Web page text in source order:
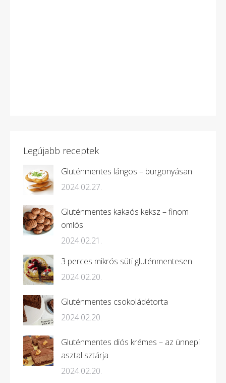
Legújabb receptek
Gluténmentes lángos – burgonyásan
2024.02.27.
Gluténmentes kakaós keksz – finom
omlós
2024.02.21.
3 perces mikrós süti gluténmentesen
2024.02.20.
Gluténmentes csokoládétorta
2024.02.20.
Gluténmentes diós krémes – az ünnepi
asztal sztárja
2024.02.20.